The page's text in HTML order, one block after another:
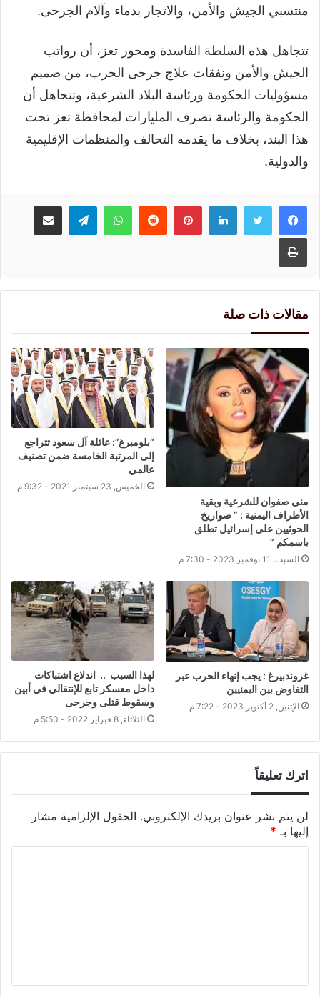
منتسبي الجيش والأمن، والاتجار بدماء وآلام الجرحى.
تتجاهل هذه السلطة الفاسدة ومحور تعز، أن رواتب
الجيش والأمن ونفقات علاج جرحى الحرب، من صميم
مسؤوليات الحكومة ورئاسة البلاد الشرعية، وتتجاهل أن
الحكومة والرئاسة تصرف المليارات لمحافظة تعز تحت
هذا البند، بخلاف ما يقدمه التحالف والمنظمات الإقليمية
والدولية.
لينكدإنبينتيريست واتسابتيلقرام مشاركة عبر البريد
طباعة
مقالات ذات صلة
منى صفوان للشرعية وبقية
الأطراف اليمنية : ” صواريخ
الحوثيين على إسرائيل تطلق
باسمكم ”
السبت, 11 نوفمبر 2023 - 7:30 م
“بلومبرغ”: عائلة آل سعود تتراجع
إلى المرتبة الخامسة ضمن تصنيف
عالمي
الخميس, 23 سبتمبر 2021 - 9:32 م
غروندبيرغ : يجب إنهاء الحرب عبر
التفاوض بين اليمنيين
الإثنين, 2 أكتوبر 2023 - 7:22 م
لهذا السبب .. اندلاع اشتباكات
داخل معسكر تابع للإنتقالي في أبين
وسقوط قتلى وجرحى
الثلاثاء, 8 فبراير 2022 - 5:50 م
اترك تعليقاً
لن يتم نشر عنوان بريدك الإلكتروني. الحقول الإلزامية مشار
إليها بـ *